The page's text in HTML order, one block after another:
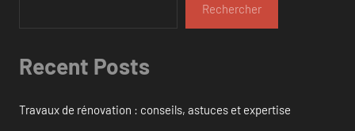
Rechercher
Recent Posts
Travaux de rénovation : conseils, astuces et expertise